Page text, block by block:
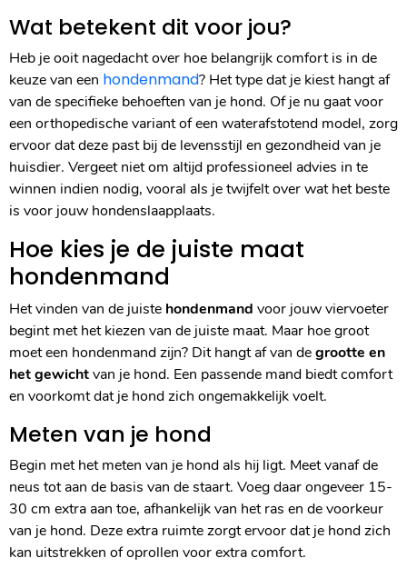
Wat betekent dit voor jou?
Heb je ooit nagedacht over hoe belangrijk comfort is in de
keuze van een hondenmand? Het type dat je kiest hangt af
van de specifieke behoeften van je hond. Of je nu gaat voor
een orthopedische variant of een waterafstotend model, zorg
ervoor dat deze past bij de levensstijl en gezondheid van je
huisdier. Vergeet niet om altijd professioneel advies in te
winnen indien nodig, vooral als je twijfelt over wat het beste
is voor jouw hondenslaapplaats.
Hoe kies je de juiste maat
hondenmand
Het vinden van de juiste hondenmand voor jouw viervoeter
begint met het kiezen van de juiste maat. Maar hoe groot
moet een hondenmand zijn? Dit hangt af van degrootte en
het gewichtvan je hond. Een passende mand biedt comfort
en voorkomt dat je hond zich ongemakkelijk voelt.
Meten van je hond
Begin met het meten van je hond als hij ligt. Meet vanaf de
neus tot aan de basis van de staart. Voeg daar ongeveer 15-
30 cm extra aan toe, afhankelijk van het ras en de voorkeur
van je hond. Deze extra ruimte zorgt ervoor dat je hond zich
kan uitstrekken of oprollen voor extra comfort.